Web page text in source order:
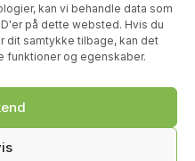
kan vi behandle data som
på dette websted. Hvis du
dit samtykke tilbage, kan det
funktioner og egenskaber.